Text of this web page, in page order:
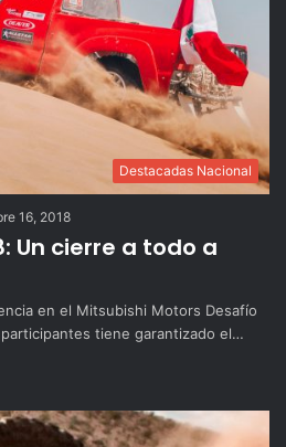
Destacadas Nacional
16, 2018
Un cierre a todo a
en el Mitsubishi Motors Desafío
tiene garantizado el…